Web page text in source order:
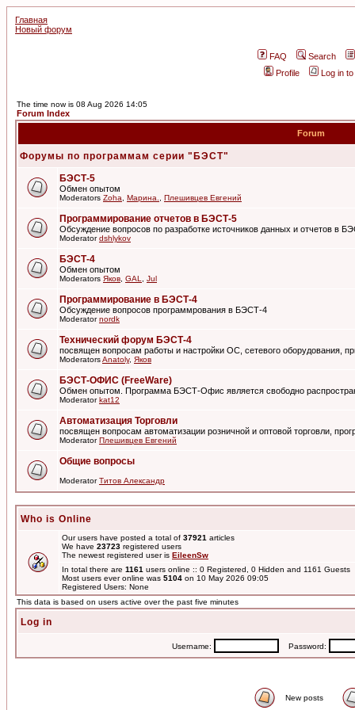
Главная
Новый форум
FAQ
Search
Profile
Log in
The time now is 08 Aug 2026 14:05
Forum Index
Forum
Форумы по программам серии "БЭСТ"
БЭСТ-5
Обмен опытом
Moderators Zoha Марина. Плешивцев Евгений
Программирование отчетов в БЭСТ-5
Обсуждение вопросов по разработке источников данных и отчетов в
Moderatordshlykov
БЭСТ-4
Обмен опытом
Moderators Яков GAL Jul
Программирование в БЭСТ-4
Обсуждение вопросов программрования в БЭСТ-4
Moderatornordk
Технический форум БЭСТ-4
посвящен вопросам работы и настройки ОС, сетевого оборудования,
ModeratorsAnatoly, Яков
БЭСТ-ОФИС (FreeWare)
Обмен опытом. Программа БЭСТ-Офис является свободно
Moderatorkat12
Автоматизация Торговли
посвящен вопросам автоматизации розничной и оптовой торговли,
ModeratorПлешивцев Евгений
Общие вопросы
ModeratorТитов Александр
Who is Online
Our users have posted a total of 37921 articles
We have 23723 registered users
The newest registered user is EileenSw
In total there are 1161 users online :: 0 Registered, 0 Hidden and 1161
Most users ever online was 5104 on 10 May 2026 09:05
Registered Users: None
This data is based on users active over the past five minutes
Log in
Username: Password:
New posts